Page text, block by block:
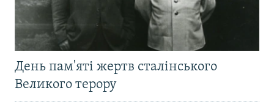
День пам'яті жертв сталінського
Великого терору